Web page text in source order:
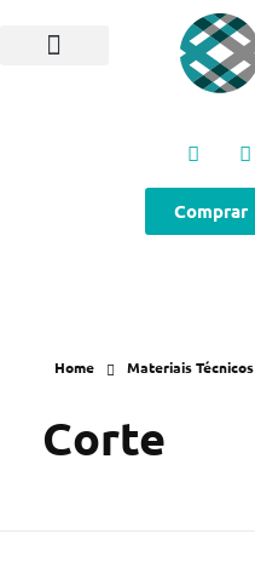
Comprar
Home Materiais Técnicos
Corte